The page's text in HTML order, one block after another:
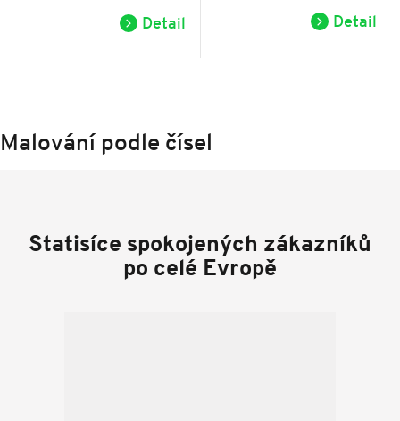
Detail Detail
Malování podle čísel
Statisíce spokojených zákazníků
po celé Evropě